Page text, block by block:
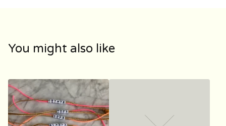
You might also like